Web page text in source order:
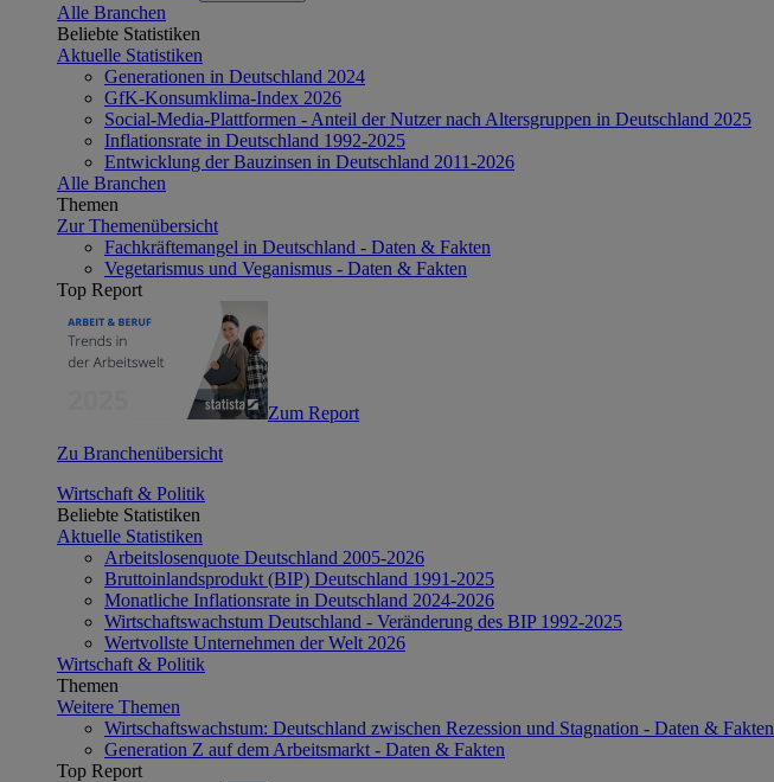
Alle Branchen
Beliebte Statistiken
Aktuelle Statistiken
Generationen in Deutschland 2024
GfK-Konsumklima-Index 2026
Social-Media-Plattformen - Anteil der Nutzer nach Altersgruppen in Deutschland 2025
Inflationsrate in Deutschland 1992-2025
Entwicklung der Bauzinsen in Deutschland 2011-2026
Alle Branchen
Themen
Zur Themenübersicht
Fachkräftemangel in Deutschland - Daten & Fakten
Vegetarismus und Veganismus - Daten & Fakten
Top Report
Zum Report
Zu Branchenübersicht
Wirtschaft & Politik
Beliebte Statistiken
Aktuelle Statistiken
Arbeitslosenquote Deutschland 2005-2026
Bruttoinlandsprodukt (BIP) Deutschland 1991-2025
Monatliche Inflationsrate in Deutschland 2024-2026
Wirtschaftswachstum Deutschland - Veränderung des BIP 1992-2025
Wertvollste Unternehmen der Welt 2026
Wirtschaft & Politik
Themen
Weitere Themen
Wirtschaftswachstum: Deutschland zwischen Rezession und Stagnation - Daten & Fakten
Generation Z auf dem Arbeitsmarkt - Daten & Fakten
Top Report